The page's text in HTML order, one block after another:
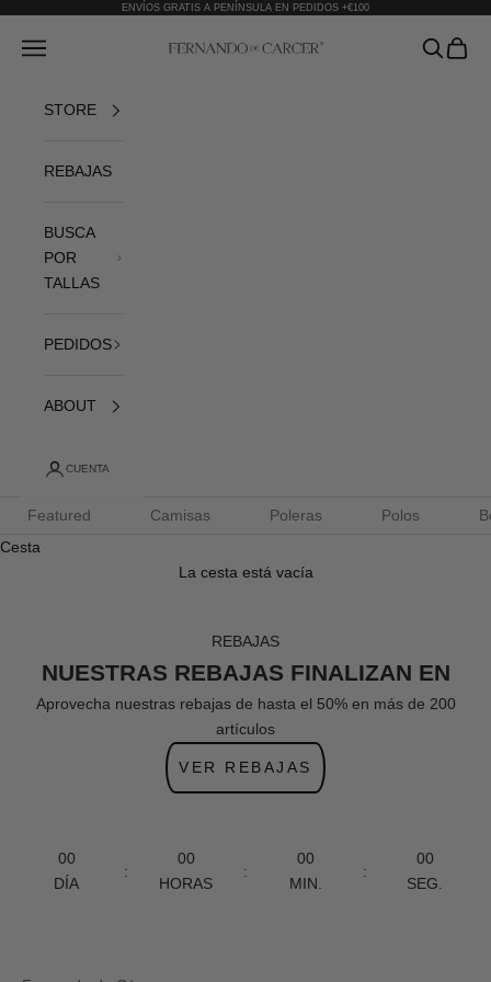
ENVÍOS GRATIS A PENÍNSULA EN PEDIDOS +€100
Fernando de Cárcer
Abrir menú de navegación AbrirAbrir
STORE
REBAJAS
BUSCA
POR
TALLAS
PEDIDOS
ABOUT
CUENTA
Featured Camisas Poleras Polos
Cesta
La cesta está vacía
REBAJAS
NUESTRAS REBAJAS FINALIZAN EN
Aprovecha nuestras rebajas de hasta el 50% en más de 200
artículos
VER REBAJAS
00
DÍA
:
00
HORAS
:
00
MIN.
:
00
SEG.